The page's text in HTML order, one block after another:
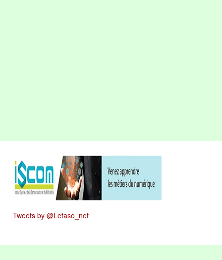
Tweets by @Lefaso_net